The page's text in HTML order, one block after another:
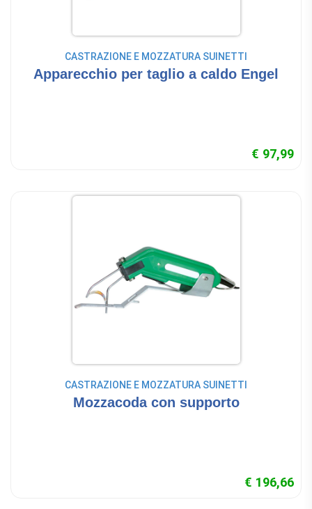
CASTRAZIONE E MOZZATURA SUINETTI
Apparecchio per taglio a caldo Engel
€ 97,99
CASTRAZIONE E MOZZATURA SUINETTI
Mozzacoda con supporto
€ 196,66